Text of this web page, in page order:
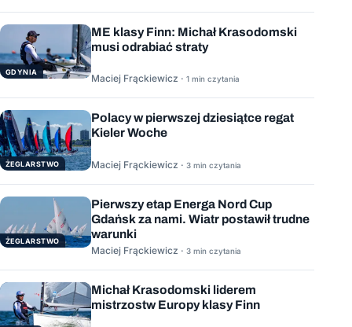
GDYNIA
ME klasy Finn: Michał Krasodomski
musi odrabiać straty
Maciej Frąckiewicz · 1 min czytania
ŻEGLARSTWO
Polacy w pierwszej dziesiątce regat
Kieler Woche
Maciej Frąckiewicz · 3 min czytania
ŻEGLARSTWO
Pierwszy etap Energa Nord Cup
Gdańsk za nami. Wiatr postawił trudne
warunki
Maciej Frąckiewicz · 3 min czytania
Michał Krasodomski liderem
mistrzostw Europy klasy Finn